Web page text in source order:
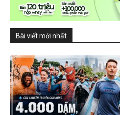
Bài viết mới nhất